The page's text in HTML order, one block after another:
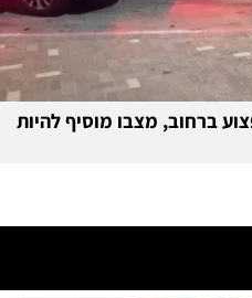
ברחוב, מצבו מוסיף להיות